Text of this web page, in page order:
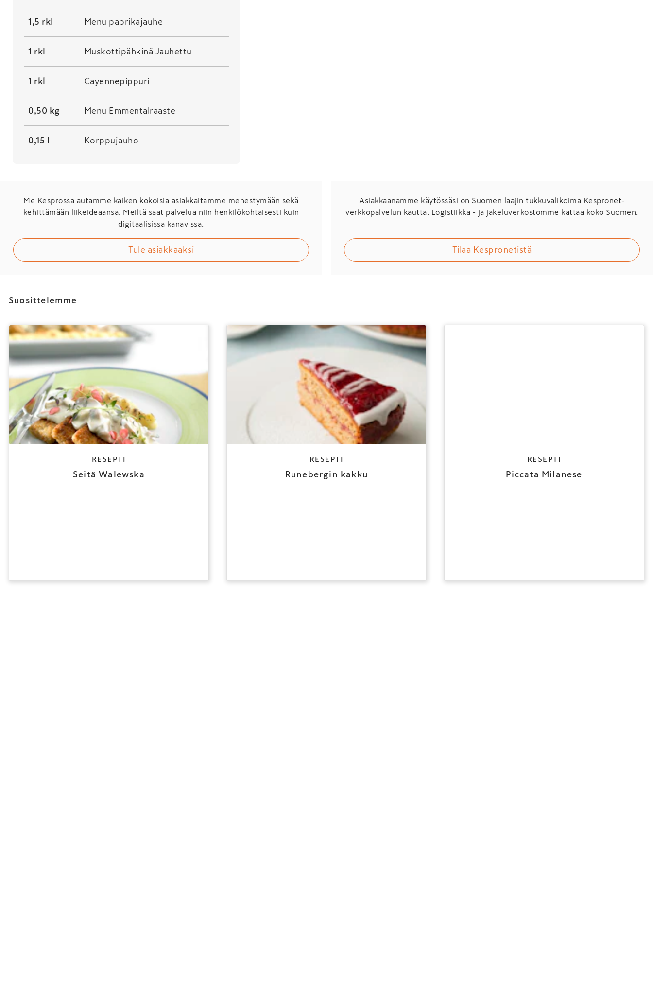
1,5 rkl Menu paprikajauhe
1 rkl Muskottipähkinä Jauhettu
1 rkl Cayennepippuri
0,50 kg Menu Emmentalraaste
0,15 l Korppujauho
Me Kesprossa autamme kaiken kokoisia asiakkaitamme menestymään sekä
kehittämään liikeideaansa. Meiltä saat palvelua niin henkilökohtaisesti kuin
digitaalisissa kanavissa.
Tule asiakkaaksi
Asiakkaanamme käytössäsi on Suomen laajin tukkuvalikoima Kespronet-
verkkopalvelun kautta. Logistiikka - ja jakeluverkostomme kattaa koko Suomen.
Tilaa Kespronetistä
Suosittelemme
RESEPTI
Seitä Walewska
RESEPTI
Runebergin kakku
RESEPTI
Piccata Milanese